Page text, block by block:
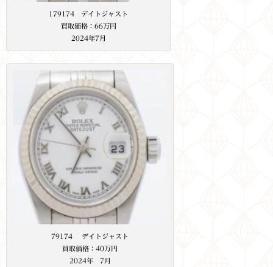
179174 デイトジャスト
買取価格：66万円
2024年7月
79174 デイトジャスト
買取価格：40万円
2024年 7月